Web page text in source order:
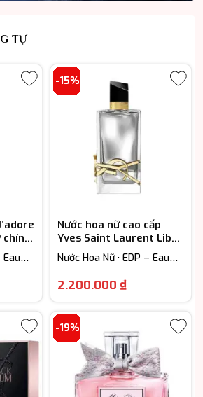
TỰ
chính
Eau
hoa
₫
₫
-15%
Nước hoa nữ cao cấp
Yves Saint Laurent Libre
L’Absolu Platine EDP
Nước Hoa Nữ · EDP – Eau
7-12h) · Floral – Hương hoa
2.200.000 ₫Khoảng
2.200.000
đến
3.200.000
-19%